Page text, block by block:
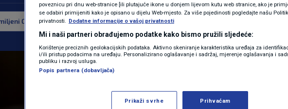
KLIMATSKE PROMJENE
FOTO
VIDEO
Google izvor Više
poveznicu pri dnu web-stranice [ili plutajuće ikone u donjem lijevom kutu web stranice, ako je
se odabiri primijeniti kako je opisano u dijelu Web-mjesto. Za više pojedinosti pogledajte našu
privatnosti. Dodatne informacije o vašoj privatnosti
Mi i naši partneri obrađujemo podatke kako bismo pružili sljedeće:
Korištenje preciznih geolokacijskih podataka. Aktivno skeniranje karakteristika uređaja za
i/ili pristup podacima na uređaju. Personalizirano oglašavanje i sadržaj, mjerenje oglašavanja i
publiku i razvoj usluga.
Popis partnera (dobavljača)
Prikaži svrhe Prihvaćam